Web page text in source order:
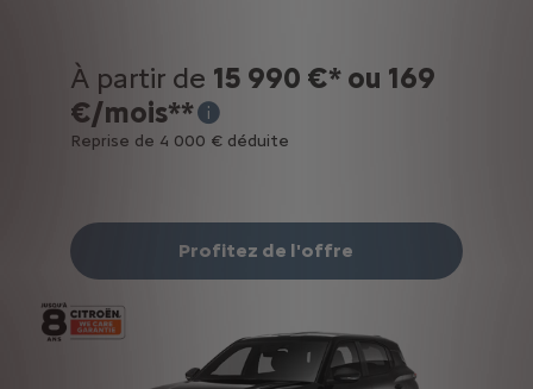
À partir de 15 990 €* ou 169
€/mois**
* Exemple pourl'achat d'un SUV Citroën
Reprise de 4 000 € déduite
Profitez de l'offre